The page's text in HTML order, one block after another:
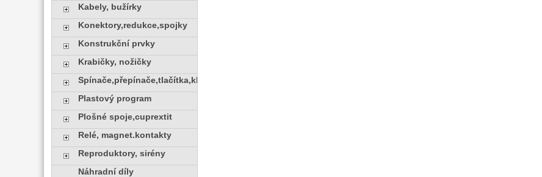
Kabely, bužírky
Konektory,redukce,spojky
Konstrukční prvky
Krabičky, nožičky
Spínače,přepínače,tlačítka,klávesy
Plastový program
Plošné spoje,cuprextit
Relé, magnet.kontakty
Reproduktory, sirény
Náhradní díly